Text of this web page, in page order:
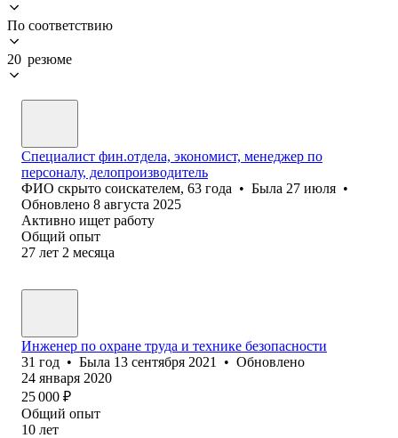
По соответствию
20 резюме
Специалист фин.отдела, экономист, менеджер по
персоналу, делопроизводитель
ФИО скрыто соискателем, 63 года • Была 27 июля •
Обновлено 8 августа 2025
Активно ищет работу
Общий опыт
27 лет 2 месяца
Инженер по охране труда и технике безопасности
31 год • Была 13 сентября 2021 • Обновлено
24 января 2020
25 000 ₽
Общий опыт
10 лет